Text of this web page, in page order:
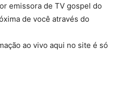
emissora de TV gospel do
de você através do
ao vivo aqui no site é só